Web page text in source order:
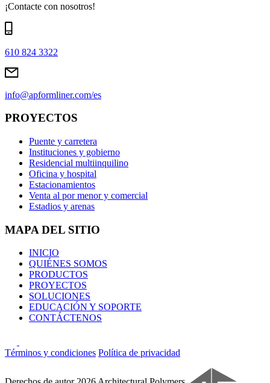
¡Contacte con nosotros!
610 824 3322
info@apformliner.com/es
PROYECTOS
Puente y carretera
Instituciones y gobierno
Residencial multiinquilino
Oficina y hospital
Estacionamientos
Venta al por menor y comercial
Estadios y arenas
MAPA DEL SITIO
INICIO
QUIÉNES SOMOS
PRODUCTOS
PROYECTOS
SOLUCIONES
EDUCACIÓN Y SOPORTE
CONTÁCTENOS
Términos y condiciones Política de privacidad